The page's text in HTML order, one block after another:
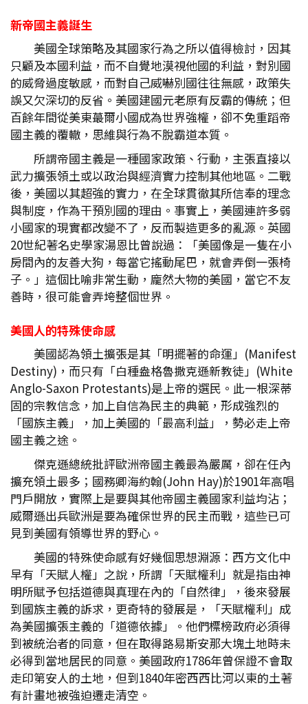
新帝國主義誕生
美國全球策略及其國家行為之所以值得檢討，因其
只顧及本國利益，而不自覺地漠視他國的利益，對別國
的威脅過度敏感，而對自己威嚇別國往往無感，政策失
誤又欠深切的反省。美國建國元老原有反霸的傳統；但
百餘年間從美東蕞爾小國成為世界強權，卻不免重蹈帝
國主義的覆轍，思維與行為不脫霸道本質。
所謂帝國主義是一種國家政策、行動，主張直接以
武力擴張領土或以政治與經濟實力控制其他地區。二戰
後，美國以其超強的實力，在全球貫徹其所信奉的理念
與制度，作為干預別國的理由。事實上，美國連許多弱
小國家的現實都改變不了，反而製造更多的亂源。英國
20世紀著名史學家湯恩比曾說過：「美國像是一隻在小
房間內的友善大狗，每當它搖動尾巴，就會弄倒一張椅
子。」這個比喻非常生動，龐然大物的美國，當它不友
善時，很可能會弄垮整個世界。
美國人的特殊使命感
美國認為領土擴張是其「明擺著的命運」(Manifest
Destiny)，而只有「白種盎格魯撒克遜新教徒」(White
Anglo-Saxon Protestants)是上帝的選民。此一根深蒂
固的宗教信念，加上自信為民主的典範，形成強烈的
「國族主義」，加上美國的「最高利益」，勢必走上帝
國主義之途。
傑克遜總統批評歐洲帝國主義最為嚴厲，卻在任內
擴充領土最多；國務卿海約翰(John Hay)於1901年高唱
門戶開放，實際上是要與其他帝國主義國家利益均沾；
威爾遜出兵歐洲是要為確保世界的民主而戰，這些已可
見到美國有領導世界的野心。
美國的特殊使命感有好幾個思想淵源：西方文化中
早有「天賦人權」之說，所謂「天賦權利」就是指由神
明所賦予包括道德與真理在內的「自然律」，後來發展
到國族主義的訴求，更奇特的發展是，「天賦權利」成
為美國擴張主義的「道德依據」。他們標榜政府必須得
到被統治者的同意，但在取得路易斯安那大塊土地時未
必得到當地居民的同意。美國政府1786年曾保證不會取
走印第安人的土地，但到1840年密西西比河以東的土著
有計畫地被強迫遷走清空。